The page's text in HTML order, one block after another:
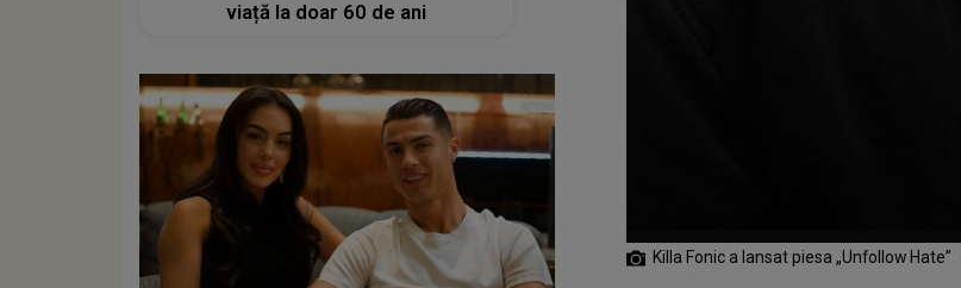
Killa Fonic a lansat piesa „Unfollow Hate”
viață la doar 60 de ani